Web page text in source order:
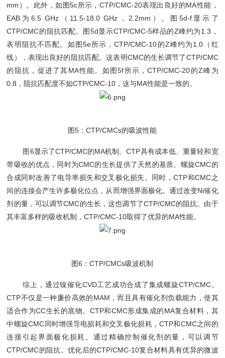
mm）。此外，如图5c所示，CTP/CMC-20表现出良好的MA性能，
EAB为6.5 GHz（11.5-18.0 GHz，2.2mm）。图5d-f显示了
CTP/CMC的阻抗匹配。图5d显示CTP/CMC-5样品的Z峰约为1.3，
表明阻抗不匹配。如图5e所示，CTP/CMC-10的Z峰约为1.0（红
线），表现出良好的阻抗匹配。这表明CMC的生长调节了CTP/CMC
的阻抗，促进了其MA性能。如图5f所示，CTP/CMC-20的Z峰为
0.8，阻抗匹配度不如CTP/CMC-10，这与MA性能是一致的。
图5：CTP/CMCs的吸波性能
图6显示了CTP/CMC的MA机制。CTP具有成本低、重量轻和宽
带吸收的优点，同时为CMC的生长提供了天然的基质。螺旋CMC的
合成同时改善了电导率损失和交叉极化损失。同时，CTP和CMC之
间的连接会产生许多极化位点，从而增强界面极化。通过改变Ni催化
剂的量，可以调节CMC的生长，这也调节了CTP/CMC的阻抗。由于
其丰富多样的吸收机制，CTP/CMC-10取得了优异的MA性能。
图6：CTP/CMCs吸波机制
综上，通过镍催化CVD工艺成功合成了集成螺旋CTP/CMC。
CTP不仅是一种廉价高效的MAM，而且具有催化剂负载能力，使其
适合作为CC生长的底物。CTP和CMC形成集成的MA复合材料，其
中螺旋CMC同时增强导电损耗和交叉极化损耗，CTP和CMC之间的
连接引起界面极化损耗。通过精确控制催化剂的量，可以调节
CTP/CMC的阻抗。优化后的CTP/CMC-10复合材料具有优异的微波